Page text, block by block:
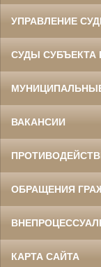
УПРАВЛЕНИЕ
СУДЫ СУБЪЕКТА
ВАКАНСИИ
ОБРАЩЕНИЯ
КАРТА САЙТА